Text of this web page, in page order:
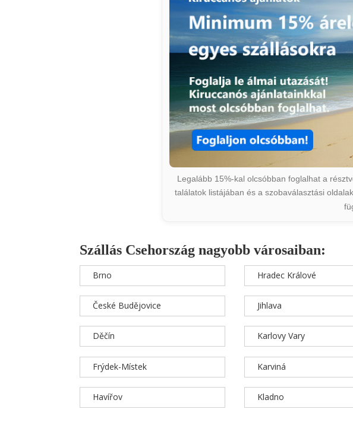
Legalább 15%-kal olcsóbban foglalhat a
találatok listájában és a szobaválasztási
Szállás Csehország nagyobb városaiban:
Brno
České Budějovice
Děčín
Frýdek-Místek
Havířov
Hradec Králové
Jihlava
Karlovy Vary
Karviná
Kladno